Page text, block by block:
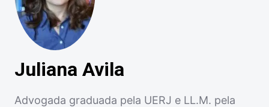
Juliana Avila
Advogada graduada pela UERJ e LL.M. pela